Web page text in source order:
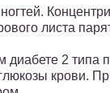
листа
диабете 2 типа
крови.